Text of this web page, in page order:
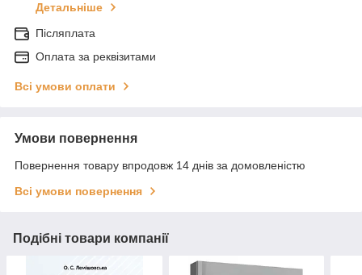
Детальніше
Післяплата
Оплата за реквізитами
Всі умови оплати
Умови повернення
Повернення товару впродовж 14 днів за домовленістю
Всі умови повернення
Подібні товари компанії